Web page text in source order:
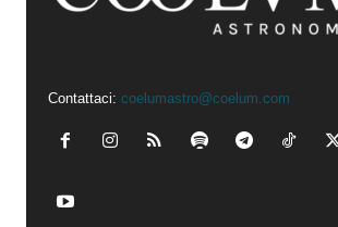
Contattaci: coelumastro@coelum.com